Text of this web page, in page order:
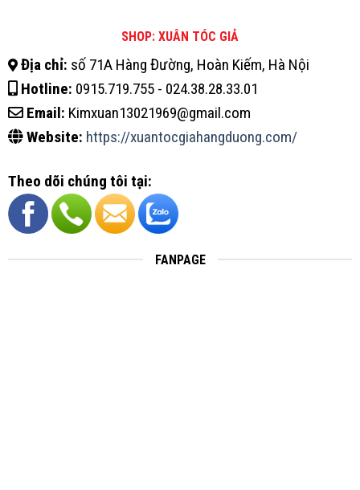
SHOP: XUÂN TÓC GIẢ
Địa chỉ: số 71A Hàng Đường, Hoàn Kiếm, Hà Nội
Hotline: 0915.719.755 - 024.38.28.33.01
Email: Kimxuan13021969@gmail.com
Website: https://xuantocgiahangduong.com/
Theo dõi chúng tôi tại:
FANPAGE